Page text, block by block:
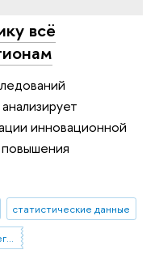
всё
инновационной
статистические данные
Рейтинг инновационного развития регионов